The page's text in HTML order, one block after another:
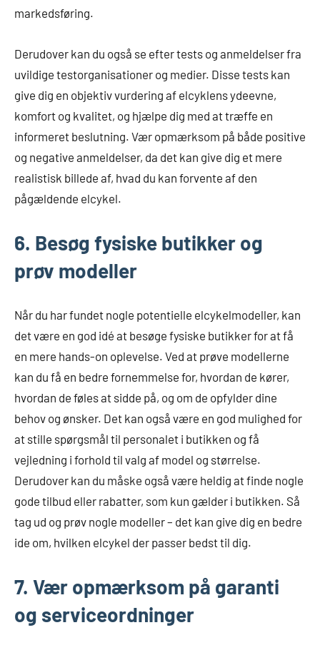
markedsføring.
Derudover kan du også se efter tests og anmeldelser fra
uvildige testorganisationer og medier. Disse tests kan
give dig en objektiv vurdering af elcyklens ydeevne,
komfort og kvalitet, og hjælpe dig med at træffe en
informeret beslutning. Vær opmærksom på både positive
og negative anmeldelser, da det kan give dig et mere
realistisk billede af, hvad du kan forvente af den
pågældende elcykel.
6. Besøg fysiske butikker og
prøv modeller
Når du har fundet nogle potentielle elcykelmodeller, kan
det være en god idé at besøge fysiske butikker for at få
en mere hands-on oplevelse. Ved at prøve modellerne
kan du få en bedre fornemmelse for, hvordan de kører,
hvordan de føles at sidde på, og om de opfylder dine
behov og ønsker. Det kan også være en god mulighed for
at stille spørgsmål til personalet i butikken og få
vejledning i forhold til valg af model og størrelse.
Derudover kan du måske også være heldig at finde nogle
gode tilbud eller rabatter, som kun gælder i butikken. Så
tag ud og prøv nogle modeller – det kan give dig en bedre
ide om, hvilken elcykel der passer bedst til dig.
7. Vær opmærksom på garanti
og serviceordninger